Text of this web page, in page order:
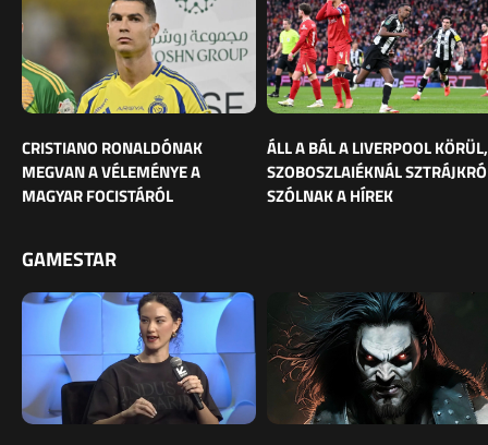
CRISTIANO RONALDÓNAK
MEGVAN A VÉLEMÉNYE A
MAGYAR FOCISTÁRÓL
ÁLL A BÁL A LIVERPOOL KÖRÜL,
SZOBOSZLAIÉKNÁL
SZÓLNAK A HÍREK
GAMESTAR